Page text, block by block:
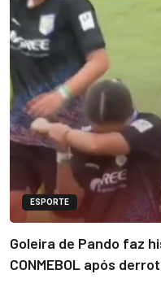
ESPORTE
Goleira de Pando faz
CONMEBOL após